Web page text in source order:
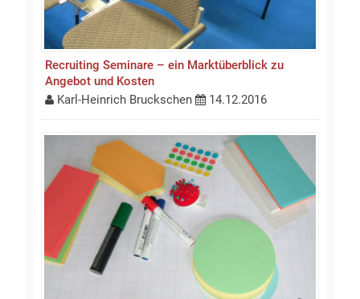
Recruiting Seminare – ein Marktüberblick zu
Angebot und Kosten
Karl-Heinrich Bruckschen
14.12.2016